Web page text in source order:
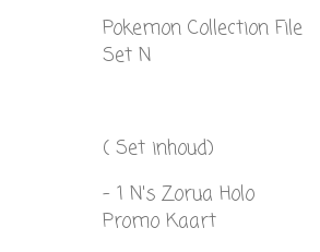
Pokemon Collection File
Set N
( Set inhoud)
- 1 N's Zorua Holo
Promo Kaart